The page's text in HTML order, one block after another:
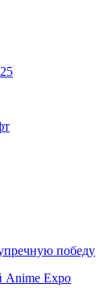
победу
Anime Expo